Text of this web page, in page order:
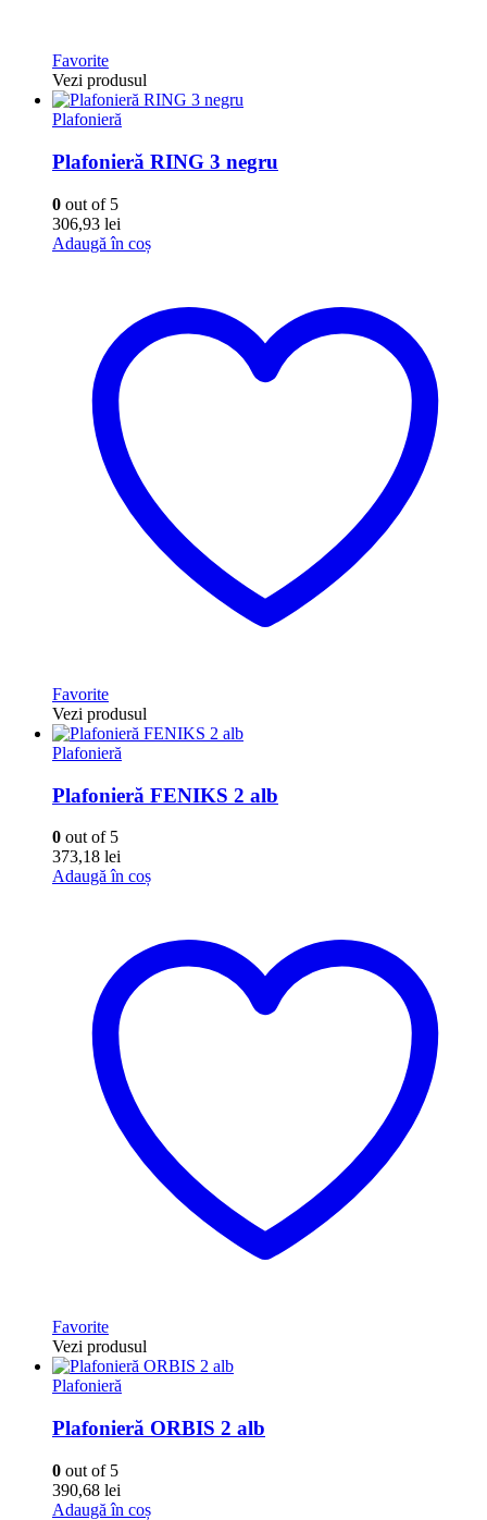
Favorite
Vezi produsul
Plafonieră
Plafonieră RING 3 negru
0 out of 5
306,93 lei
Adaugă în coș
Favorite
Vezi produsul
Plafonieră
Plafonieră FENIKS 2 alb
0 out of 5
373,18 lei
Adaugă în coș
Favorite
Vezi produsul
Plafonieră
Plafonieră ORBIS 2 alb
0 out of 5
390,68 lei
Adaugă în coș